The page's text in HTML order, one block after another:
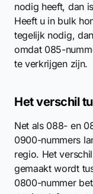
nodig heeft, dan
Heeft u in bulk
tegelijk nodig,
omdat 085-
te verkrijgen zijn.
Het verschil
Net als 088- en
0900-nummers
regio. Het
gemaakt wordt
0800-nummer